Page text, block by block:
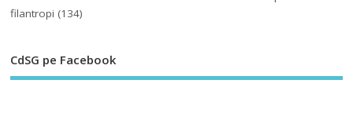
filantropi (134)
CdSG pe Facebook